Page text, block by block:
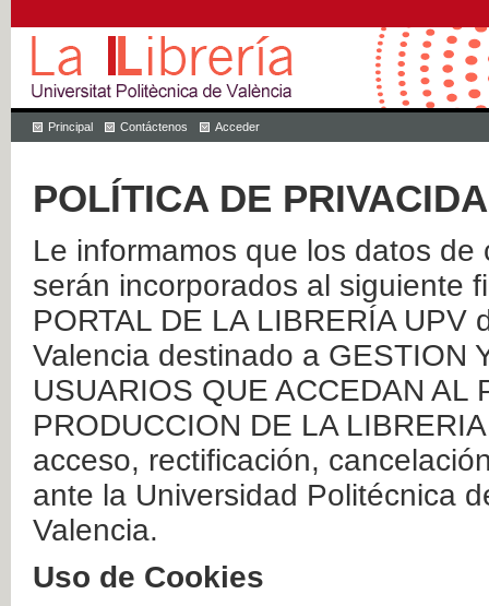
Principal Contáctenos Acceder
POLÍTICA DE
Le informamos que los datos
serán incorporados al siguiente
PORTAL DE LA LIBRERÍA
Valencia destinado a GESTION
USUARIOS QUE ACCEDAN AL
PRODUCCION DE LA
acceso, rectificación,
ante la Universidad Politécnica
Valencia.
Uso de Cookies